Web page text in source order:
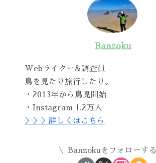
Banzoku
Webライター&調査員
鳥を見たり旅行したり。
・2013年から鳥見開始
・Instagram 1.2万人
＞＞＞詳しくはこちら
Banzokuをフォローする